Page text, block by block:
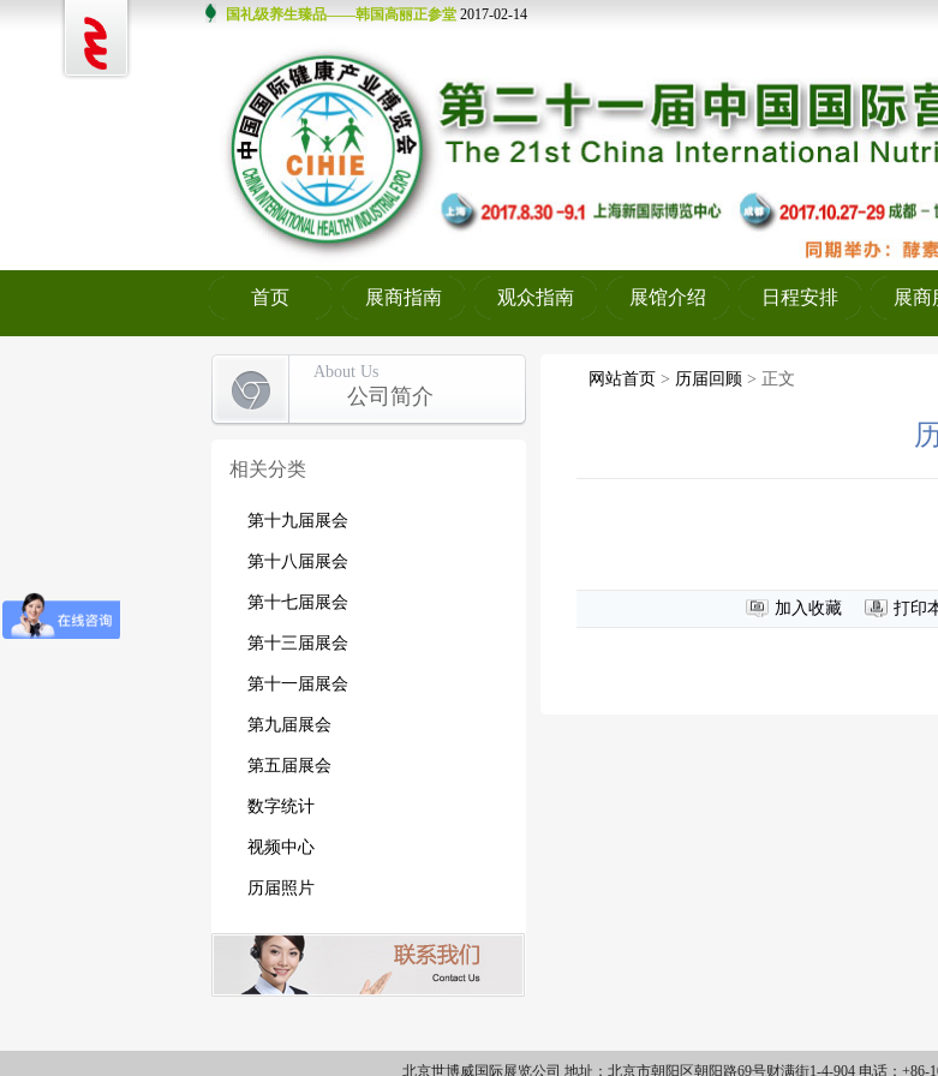
国礼级养生臻品——韩国高丽正参堂 2017-02-14
每日膳道，引领轻生活时代潮流
“养力达”邀您一起加入全民补钙热潮 2017-02-24
世界那么大，带你走进养生“长寿之乡”—冲绳 2017-03-01
健宜富复合酵素——来自台湾的天然酵素 2017-03-07
日本最火的酵素来袭，这些酵素你吃过吗
Nutrimexx——德尔美健康营养产品 高品质保证 2017-03-09
礼送健康，燕窝为上
那日藻业，在天然碱湖扎根的螺旋藻 2017-01-19
首页 展商指南 观众指南 展馆介绍 日程安排 展商
About Us
公司简介
相关分类
第十九届展会
第十八届展会
第十七届展会
第十三届展会
第十一届展会
第九届展会
第五届展会
数字统计
视频中心
历届照片
网站首页 > 历届回顾 > 正文
加入收藏 打印
北京世博威国际展览公司 地址：北京市朝阳区朝阳路69号财满街1-4-904 电话：+86-